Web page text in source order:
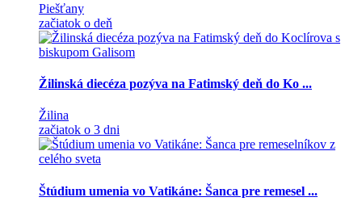
Piešťany
začiatok o deň
Žilinská diecéza pozýva na Fatimský deň do Ko ...
Žilina
začiatok o 3 dni
Štúdium umenia vo Vatikáne: Šanca pre remesel ...